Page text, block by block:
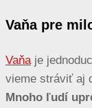
Vaňa pre
Vaňa je
vieme stráviť aj
Mnoho ľudí